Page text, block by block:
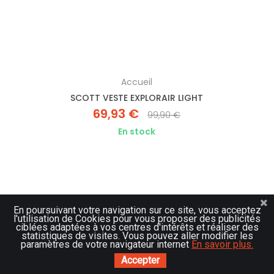
Accueil
SCOTT VESTE EXPLORAIR LIGHT
69,93 €
99,90 €
En stock
-30%
En poursuivant votre navigation sur ce site, vous acceptez
l'utilisation de Cookies pour vous proposer des publicités
ciblées adaptées à vos centres d'intérêts et réaliser des
statistiques de visites. Vous pouvez aller modifier les
paramètres de votre navigateur internet En savoir plus.
Accepter